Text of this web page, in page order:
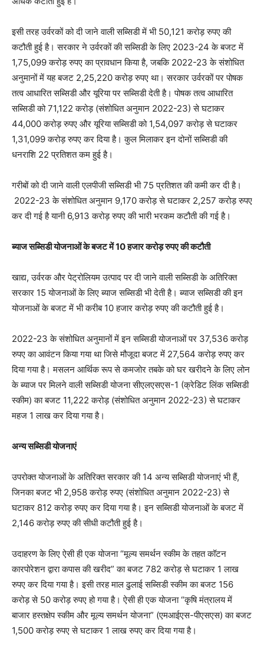
इसी तरह उर्वरकों को दी जाने वाली सब्सिडी में भी 50,121 करोड़ रुपए की
कटौती हुई है। सरकार ने उर्वरकों की सब्सिडी के लिए 2023-24 के बजट में
1,75,099 करोड़ रुपए का प्रावधान किया है, जबकि 2022-23 के संशोधित
अनुमानों में यह बजट 2,25,220 करोड़ रुपए था। सरकार उर्वरकों पर पोषक
तत्व आधारित सब्सिडी और यूरिया पर सब्सिडी देती है। पोषक तत्व आधारित
सब्सिडी को 71,122 करोड़ (संशोधित अनुमान 2022-23) से घटाकर
44,000 करोड़ रुपए और यूरिया सब्सिडी को 1,54,097 करोड़ से घटाकर
1,31,099 करोड़ रुपए कर दिया है। कुल मिलाकर इन दोनों सब्सिडी की
धनराशि 22 प्रतिशत कम हुई है।
गरीबों को दी जाने वाली एलपीजी सब्सिडी भी 75 प्रतिशत की कमी कर दी है।
2022-23 के संशोधित अनुमान 9,170 करोड़ से घटाकर 2,257 करोड़ रुपए
कर दी गई है यानी 6,913 करोड़ रुपए की भारी भरकम कटौती की गई है।
ब्याज सब्सिडी योजनाओं के बजट में 10 हजार करोड़ रुपए की कटौती
खाद्य, उर्वरक और पेट्रोलियम उत्पाद पर दी जाने वाली सब्सिडी के अतिरिक्त
सरकार 15 योजनाओं के लिए ब्याज सब्सिडी भी देती है। ब्याज सब्सिडी की इन
योजनाओं के बजट में भी करीब 10 हजार करोड़ रुपए की कटौती हुई है।
2022-23 के संशोधित अनुमानों में इन सब्सिडी योजनाओं पर 37,536 करोड़
रुपए का आवंटन किया गया था जिसे मौजूदा बजट में 27,564 करोड़ रुपए कर
दिया गया है। मसलन आर्थिक रूप से कमजोर तबके को घर खरीदने के लिए लोन
के ब्याज पर मिलने वाली सब्सिडी योजना सीएलएसएस-1 (क्रेडिट लिंक सब्सिडी
स्कीम) का बजट 11,222 करोड़ (संशोधित अनुमान 2022-23) से घटाकर
महज 1 लाख कर दिया गया है।
अन्य सब्सिडी योजनाएं
उपरोक्त योजनाओं के अतिरिक्त सरकार की 14 अन्य सब्सिडी योजनाएं भी हैं,
जिनका बजट भी 2,958 करोड़ रुपए (संशोधित अनुमान 2022-23) से
घटाकर 812 करोड़ रुपए कर दिया गया है। इन सब्सिडी योजनाओं के बजट में
2,146 करोड़ रुपए की सीधी कटौती हुई है।
उदाहरण के लिए ऐसी ही एक योजना “मूल्य समर्थन स्कीम के तहत कॉटन
कारपोरेशन द्वारा कपास की खरीद” का बजट 782 करोड़ से घटाकर 1 लाख
रुपए कर दिया गया है। इसी तरह माल ढुलाई सब्सिडी स्कीम का बजट 156
करोड़ से 50 करोड़ रुपए हो गया है। ऐसी ही एक योजना “कृषि मंत्रालय में
बाजार हस्तक्षेप स्कीम और मूल्य समर्थन योजना” (एमआईएस-पीएसएस) का बजट
1,500 करोड़ रुपए से घटाकर 1 लाख रुपए कर दिया गया है।